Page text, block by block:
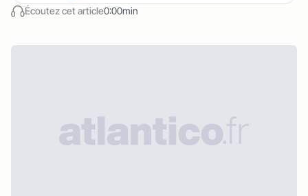
Écoutez cet article0:00min